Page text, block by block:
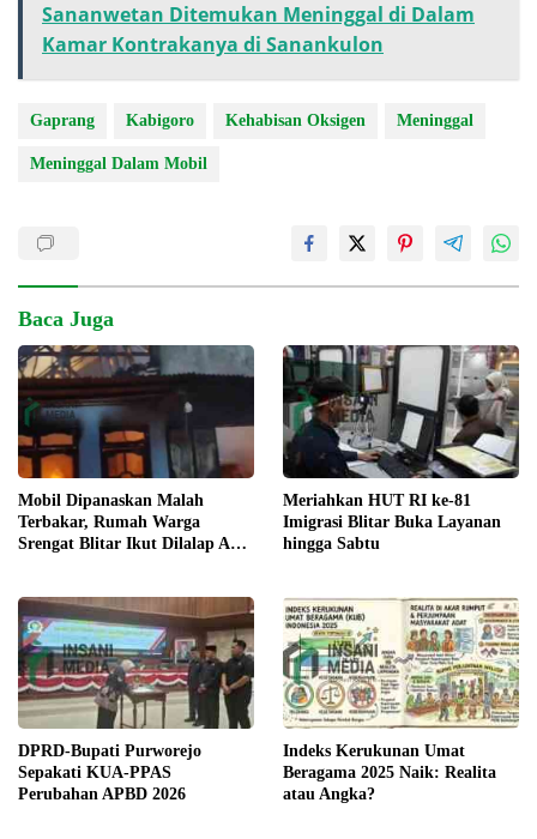
Sananwetan Ditemukan Meninggal di Dalam
Kamar Kontrakanya di Sanankulon
Gaprang Kabigoro Kehabisan Oksigen Meninggal
Meninggal Dalam Mobil
Baca Juga
Mobil Dipanaskan Malah
Terbakar, Rumah Warga
Srengat Blitar Ikut Dilalap Api,
Meriahkan HUT RI ke-81
Imigrasi Blitar Buka Layanan
hingga Sabtu
DPRD-Bupati Purworejo
Sepakati KUA-PPAS
Perubahan APBD 2026
Indeks Kerukunan Umat
Beragama 2025 Naik: Realita
atau Angka?